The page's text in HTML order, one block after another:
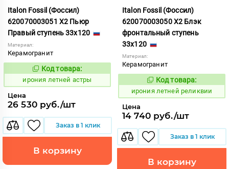
Italon Fossil (Фоссил)
620070003051 X2 Пьюр
Правый ступень 33x120
Материал:
Керамогранит
1099706
Код товара:
ирония летней астры
Цена
26 530 руб./шт
Заказ в 1 клик
В корзину
Italon Fossil (Фоссил)
620070003050 X2 Блэк
фронтальный ступень
33x120
Материал:
Керамогранит
1099705
Код товара:
ирония летней реликвии
Цена
14 740 руб./шт
Заказ в 1 клик
В корзину